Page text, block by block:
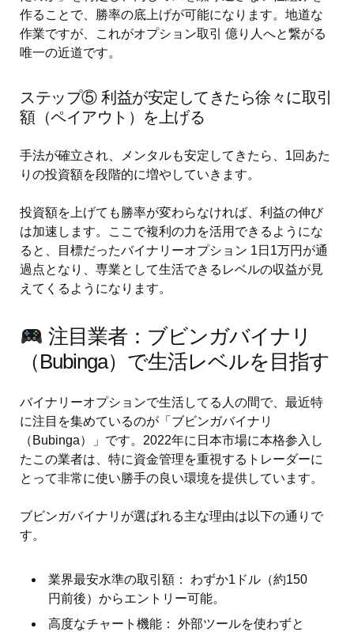
作ることで、勝率の底上げが可能になります。地道な
作業ですが、これがオプション取引 億り人へと繋がる
唯一の近道です。
ステップ⑤ 利益が安定してきたら徐々に取引
額（ペイアウト）を上げる
手法が確立され、メンタルも安定してきたら、1回あた
りの投資額を段階的に増やしていきます。
投資額を上げても勝率が変わらなければ、利益の伸び
は加速します。ここで複利の力を活用できるようにな
ると、目標だったバイナリーオプション 1日1万円が通
過点となり、専業として生活できるレベルの収益が見
えてくるようになります。
注目業者：ブビンガバイナリ
（Bubinga）で生活レベルを目指す
バイナリーオプションで生活してる人の間で、最近特
に注目を集めているのが「ブビンガバイナリ
（Bubinga）」です。2022年に日本市場に本格参入し
たこの業者は、特に資金管理を重視するトレーダーに
とって非常に使い勝手の良い環境を提供しています。
ブビンガバイナリが選ばれる主な理由は以下の通りで
す。
業界最安水準の取引額： わずか1ドル（約150
円前後）からエントリー可能。
高度なチャート機能： 外部ツールを使わずと